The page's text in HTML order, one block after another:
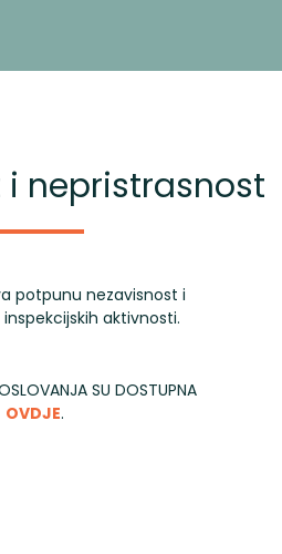
i nepristrasnost
potpunu nezavisnost i
aktivnosti.
SU DOSTUPNA
OVDJE.